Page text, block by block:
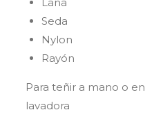
Seda
Nylon
Rayón
Para teñir a mano o en
lavadora